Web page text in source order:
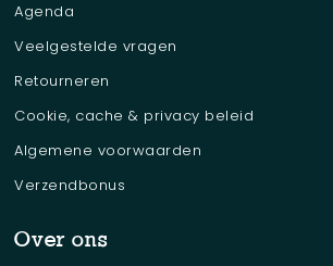
Agenda
Veelgestelde vragen
Retourneren
Cookie, cache & privacy beleid
Algemene voorwaarden
Verzendbonus
Over ons